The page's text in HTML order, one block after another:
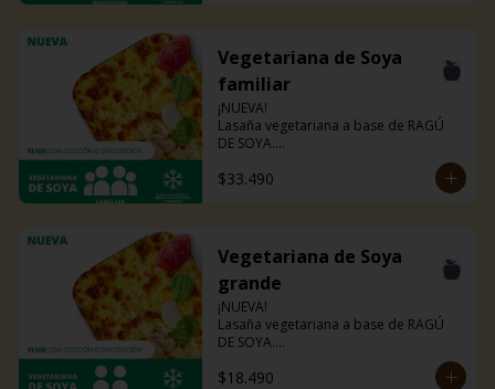
Vegetariana de Soya
familiar
¡NUEVA!
Lasaña vegetariana a base de RAGÚ
DE SOYA.
La misma lasaña, el mismo sabor pero
ahora con guiso diferente.
$33.490
Vegetariana de Soya
grande
¡NUEVA!
Lasaña vegetariana a base de RAGÚ
DE SOYA.
La misma lasaña, el mismo sabor pero
ahora con guiso diferente.
$18.490